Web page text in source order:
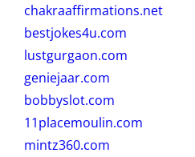
chakraaffirmations.net
bestjokes4u.com
lustgurgaon.com
geniejaar.com
bobbyslot.com
11placemoulin.com
mintz360.com